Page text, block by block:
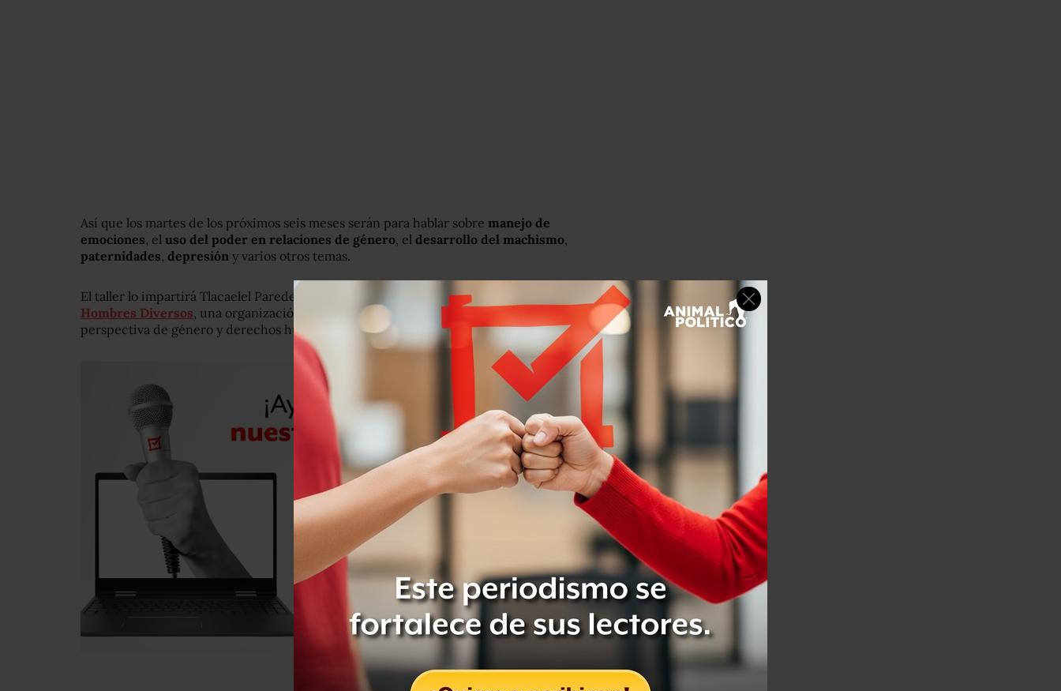
Así que los martes de los próximos seis meses serán para hablar sobre manejo de
emociones, el uso del poder en relaciones de género, el desarrollo del machismo,
paternidades, depresión y varios otros temas.
El taller lo impartirá Tlacaelel Paredes Gómez, psicoterapeuta y director de
Hombres Diversos, una organización civil que trabaja en identidades masculinas,
perspectiva de género y derechos humanos.